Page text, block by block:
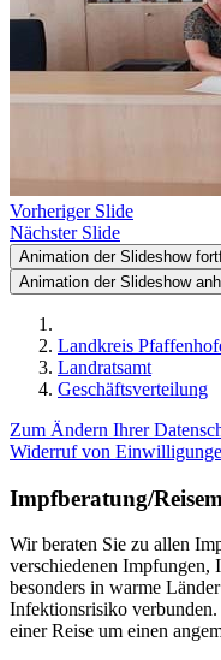
Vorheriger Slide
Nächster Slide
Animation der Slideshow
Animation der Slideshow
Landkreis
Landratsamt
Geschäftsverteilung
Zum Ändern Ihrer
Widerruf von
Impfberatung/
Wir beraten Sie zu allen
verschiedenen Impfungen,
besonders in warme
Infektionsrisiko
einer Reise um einen